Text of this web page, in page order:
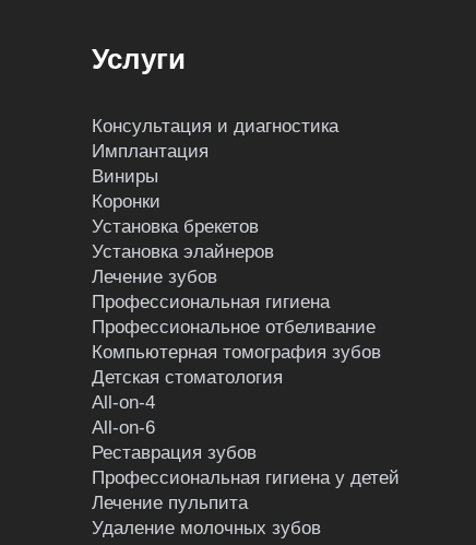
Услуги
Консультация и диагностика
Имплантация
Виниры
Коронки
Установка брекетов
Установка элайнеров
Лечение зубов
Профессиональная гигиена
Профессиональное отбеливание
Компьютерная томография зубов
Детская стоматология
All-on-4
All-on-6
Реставрация зубов
Профессиональная гигиена у детей
Лечение пульпита
Удаление молочных зубов